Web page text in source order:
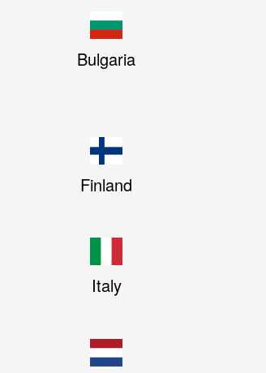
Bulgaria
Finland
Italy